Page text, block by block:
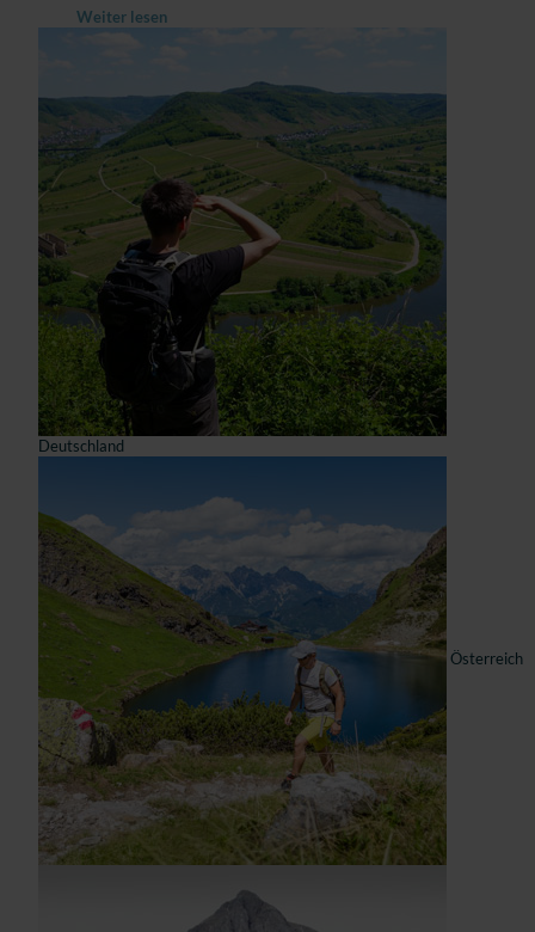
Weiter lesen
Deutschland
Österreich